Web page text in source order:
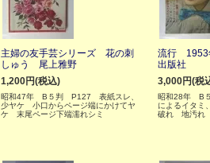
主婦の友手芸シリーズ 花の刺
しゅう 尾上雅野
1,200円(税込)
昭和47年 B５判 P127 表紙スレ、
少ヤケ 小口からページ端にかけてヤ
ケ 末尾ページ下端濡れシミ
流行 1953
出版社
3,000円(税
昭和28年 B
によるイタミ
破れ 地汚れ